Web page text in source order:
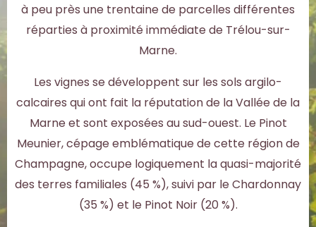
à peu près une trentaine de parcelles différentes
réparties à proximité immédiate de Trélou-sur-
Marne.
Les vignes se développent sur les sols argilo-
calcaires qui ont fait la réputation de la Vallée de la
Marne et sont exposées au sud-ouest. Le Pinot
Meunier, cépage emblématique de cette région de
Champagne, occupe logiquement la quasi-majorité
des terres familiales (45 %), suivi par le Chardonnay
(35 %) et le Pinot Noir (20 %).